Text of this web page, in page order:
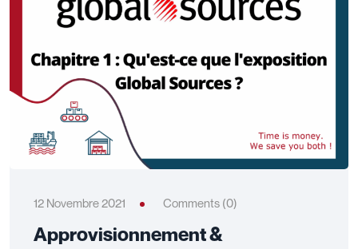
12 Novembre 2021 Comments (0)
Approvisionnement &